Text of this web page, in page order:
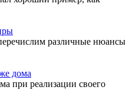
различные нюансы
дома
при реализации своего